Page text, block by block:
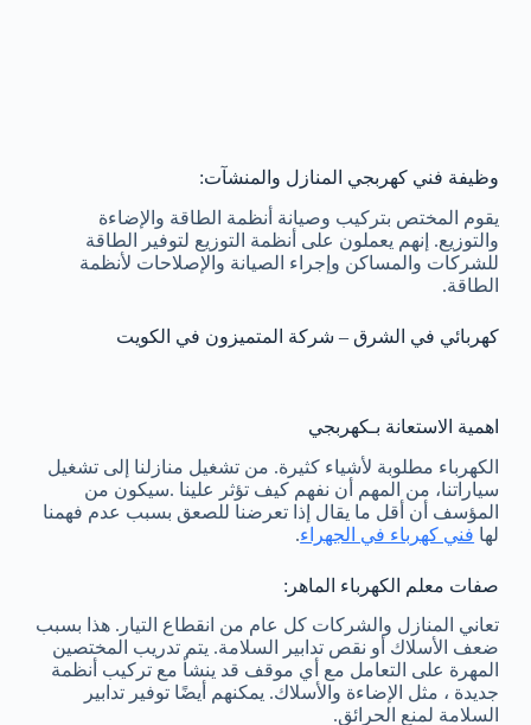
وظيفة فني كهربجي المنازل والمنشآت:
يقوم المختص بتركيب وصيانة أنظمة الطاقة والإضاءة
والتوزيع. إنهم يعملون على أنظمة التوزيع لتوفير الطاقة
للشركات والمساكن وإجراء الصيانة والإصلاحات لأنظمة
الطاقة.
كهربائي في الشرق – شركة المتميزون في الكويت
اهمية الاستعانة بـكهربجي
الكهرباء مطلوبة لأشياء كثيرة. من تشغيل منازلنا إلى تشغيل
سياراتنا، من المهم أن نفهم كيف تؤثر علينا .سيكون من
المؤسف أن أقل ما يقال إذا تعرضنا للصعق بسبب عدم فهمنا
لها فني كهرباء في الجهراء.
صفات معلم الكهرباء الماهر:
تعاني المنازل والشركات كل عام من انقطاع التيار. هذا بسبب
ضعف الأسلاك أو نقص تدابير السلامة. يتم تدريب المختصين
المهرة على التعامل مع أي موقف قد ينشأ مع تركيب أنظمة
جديدة ، مثل الإضاءة والأسلاك. يمكنهم أيضًا توفير تدابير
السلامة لمنع الحرائق.